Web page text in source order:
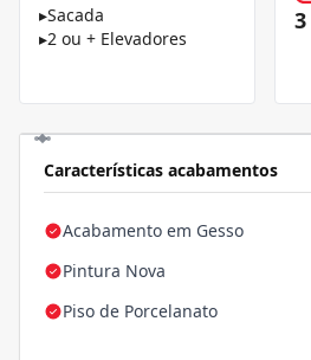
▸Sacada
▸2 ou + Elevadores
3
Características acabamentos
Acabamento em Gesso
Pintura Nova
Piso de Porcelanato